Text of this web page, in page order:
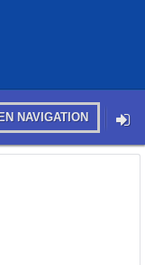
NAVIGATION